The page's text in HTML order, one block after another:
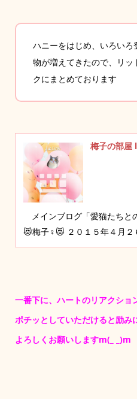
ハニーをはじめ、いろいろ
物が増えてきたので、リッ
クにまとめております
梅子の部
メインブログ「愛猫たちと
😻梅子♀😻 ２０１５年４月２
一番下に、ハートのリアクショ
ポチッとしていただけると励み
よろしくお願いしますm(_ _)m